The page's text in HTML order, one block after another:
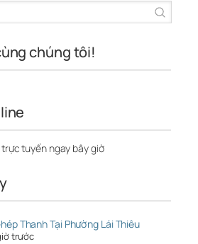
chúng tôi!
tuyến ngay bây giờ
Thanh Tại Phường Lái Thiêu
trước